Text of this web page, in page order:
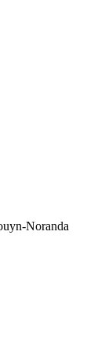
Noranda